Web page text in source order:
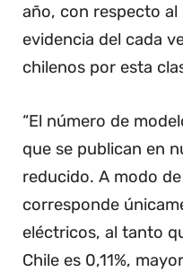
año, con respecto
evidencia del cada
chilenos por esta
“El número de
que se publican en
reducido. A modo
corresponde
eléctricos, al tanto
Chile es 0,11%,